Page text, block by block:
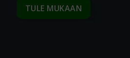
TULE MUKAAN